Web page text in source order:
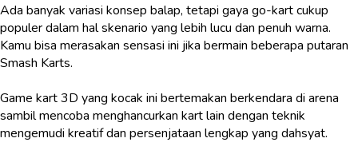
Ada banyak variasi konsep balap, tetapi gaya go-kart cukup
populer dalam hal skenario yang lebih lucu dan penuh warna.
Kamu bisa merasakan sensasi ini jika bermain beberapa putaran
Smash Karts.
Game kart 3D yang kocak ini bertemakan berkendara di arena
sambil mencoba menghancurkan kart lain dengan teknik
mengemudi kreatif dan persenjataan lengkap yang dahsyat.